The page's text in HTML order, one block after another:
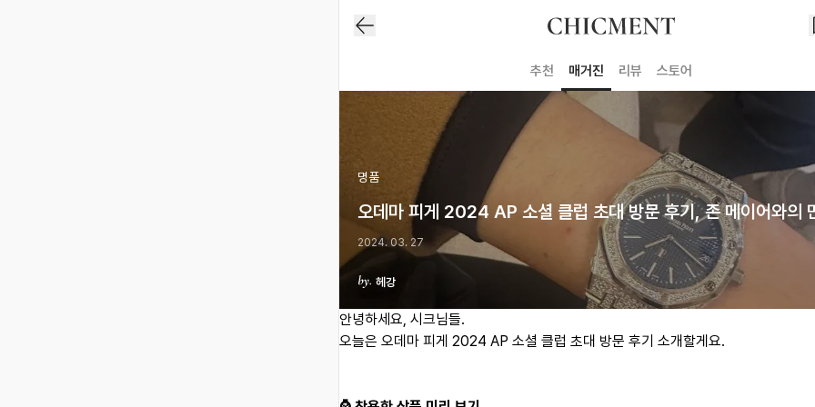
추천 매거진 리뷰 스토어
명품
오데마 피게 2024 AP 소셜 클럽 초대 방문 후기, 존 메이어와의
2024. 03. 27
헤강
안녕하세요, 시크님들.
오늘은 오데마 피게 2024 AP 소셜 클럽 초대 방문 후기 소개할게요.